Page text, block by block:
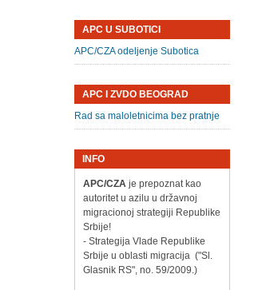
APC U SUBOTICI
APC/CZA odeljenje Subotica
APC I ZVDO BEOGRAD
Rad sa maloletnicima bez pratnje
INFO
APC/CZAje prepoznat kao
autoritet u azilu u državnoj
migracionoj strategiji Republike
Srbije!
- Strategija Vlade Republike
Srbije u oblasti migracija ("Sl.
Glasnik RS", no. 59/2009.)